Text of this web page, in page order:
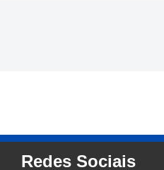
Redes Sociais